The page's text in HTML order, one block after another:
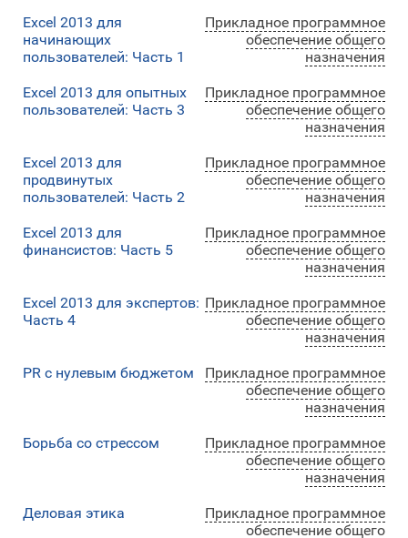
Excel 2013 для
начинающих
пользователей: Часть 1
Прикладное программное
обеспечение общего
назначения
Excel 2013 для опытных
пользователей: Часть 3
Прикладное программное
обеспечение общего
назначения
Excel 2013 для
продвинутых
пользователей: Часть 2
Прикладное программное
обеспечение общего
назначения
Excel 2013 для
финансистов: Часть 5
Прикладное программное
обеспечение общего
назначения
Excel 2013 для экспертов:
Часть 4
Прикладное программное
обеспечение общего
назначения
PR с нулевым бюджетом
Прикладное программное
обеспечение общего
назначения
Борьба со стрессом
Прикладное программное
обеспечение общего
назначения
Деловая этика
Прикладное программное
обеспечение общего